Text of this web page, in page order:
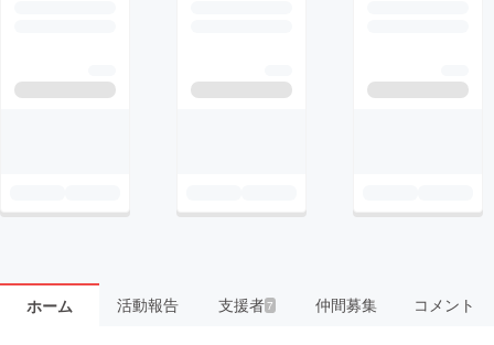
ホーム 活動報告 支援者7 仲間募集 コメント